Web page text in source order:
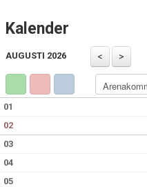
Kalender
AUGUSTI 2026
01
02
03
04
05